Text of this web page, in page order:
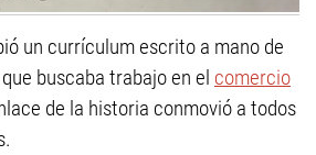
un currículum escrito a mano de
buscaba trabajo en el comercio
de la historia conmovió a todos